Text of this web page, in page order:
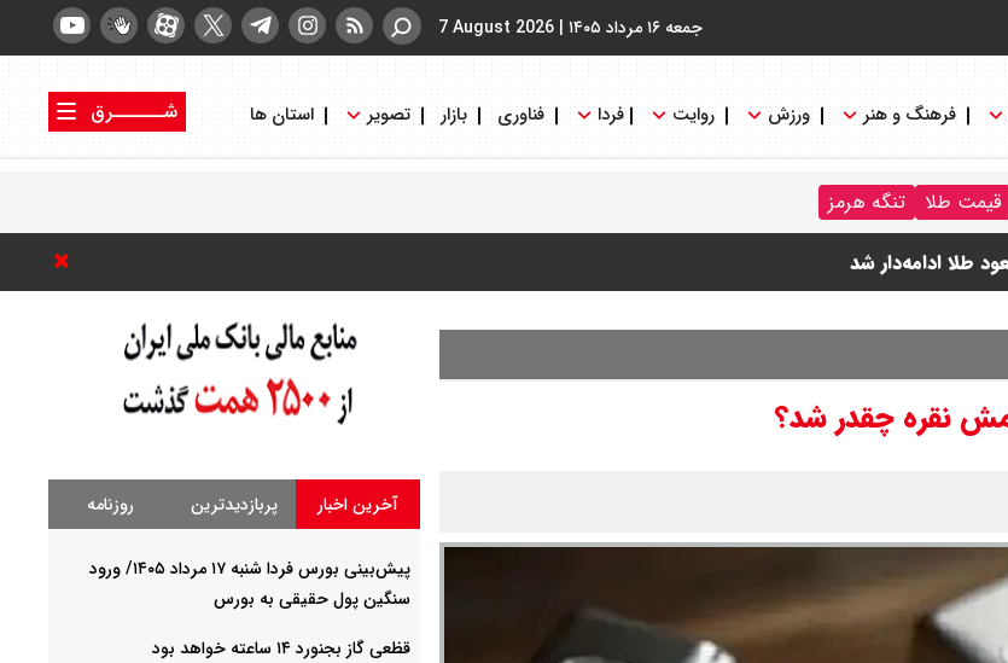
جمعه ۱۶ مرداد ۱۴۰۵ |
7 August 2026
فرهنگ و هنر ورزش روایت فردا فناوری بازار تصویر استان ها
شــــــرق
قیمت طلا تنگه هرمز
آخرین اخبار پربازدیدترین روزنامه
پیش‌بینی بورس فردا شنبه ۱۷ مرداد ۱۴۰۵/ ورود
سنگین پول حقیقی به بورس
قظعی گاز بجنورد ۱۴ ساعته خواهد بود